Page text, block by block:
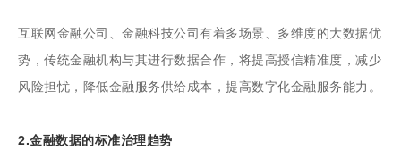
互联网金融公司、金融科技公司有着多场景、多维度的大数据优
势，传统金融机构与其进行数据合作，将提高授信精准度，减少
风险担忧，降低金融服务供给成本，提高数字化金融服务能力。
2.金融数据的标准治理趋势